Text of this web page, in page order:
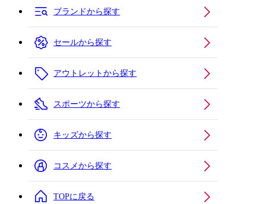
ブランドから探す
セールから探す
アウトレットから探す
スポーツから探す
キッズから探す
コスメから探す
TOPに戻る